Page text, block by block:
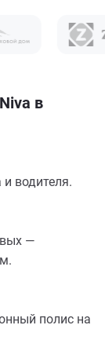
в
водителя.
—
полис на